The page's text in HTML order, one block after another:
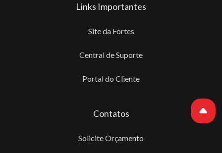
Links Importantes
Site da Fortes
Central de Suporte
Portal do Cliente
Contatos
Solicite Orçamento